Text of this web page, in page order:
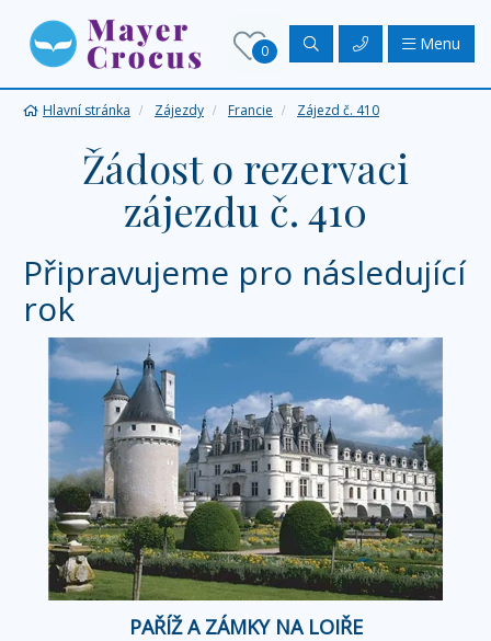
0 Menu
Hlavní stránka Zájezdy Francie Zájezd č. 410
Žádost o rezervaci
zájezdu č. 410
Připravujeme pro následující
rok
PAŘÍŽ A ZÁMKY NA LOIŘE